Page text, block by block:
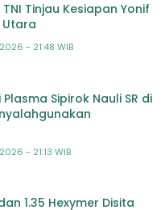
Tinjau Kesiapan Yonif
Utara
- 21:48 WIB
Sipirok Nauli SR di
- 21:13 WIB
1.35 Hexymer Disita